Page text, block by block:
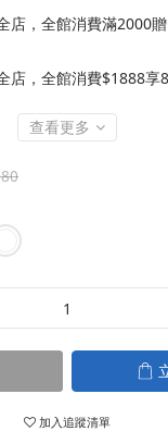
店，全館消費滿2000
店，全館消費$1888享
查看更多
加入追蹤清單